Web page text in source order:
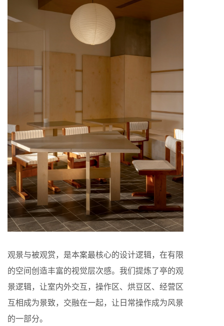
观景与被观赏，是本案最核心的设计逻辑，在有限
的空间创造丰富的视觉层次感。我们提炼了亭的观
景逻辑，让室内外交互，操作区、烘豆区、经营区
互相成为景致，交融在一起，让日常操作成为风景
的一部分。